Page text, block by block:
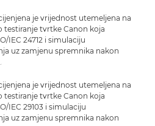
je vrijednost utemeljena na
testiranje tvrtke Canon koja
IEC 24712 i simulaciju
uz zamjenu spremnika nakon
je vrijednost utemeljena na
testiranje tvrtke Canon koja
IEC 29103 i simulaciju
uz zamjenu spremnika nakon